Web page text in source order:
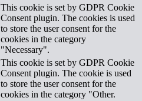
This cookie is set by GDPR Cookie
Consent plugin. The cookies is used
to store the user consent for the
cookies in the category
"Necessary".
This cookie is set by GDPR Cookie
Consent plugin. The cookie is used
to store the user consent for the
cookies in the category "Other.